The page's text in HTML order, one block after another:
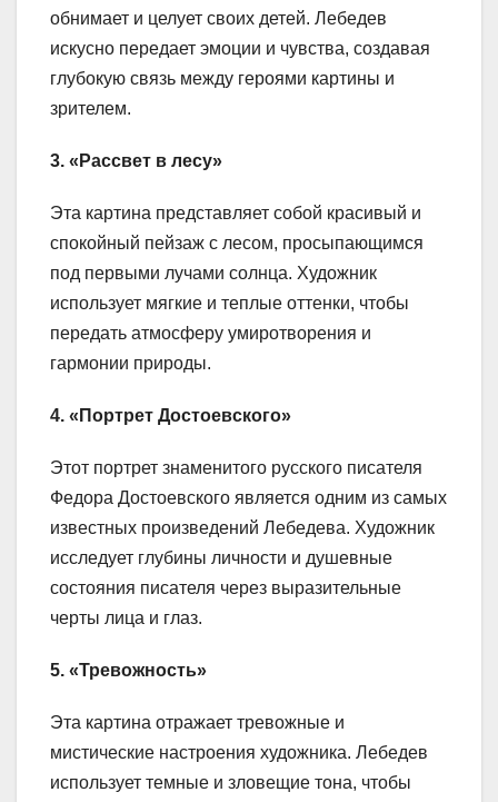
обнимает и целует своих детей. Лебедев
искусно передает эмоции и чувства, создавая
глубокую связь между героями картины и
зрителем.
3. «Рассвет в лесу»
Эта картина представляет собой красивый и
спокойный пейзаж с лесом, просыпающимся
под первыми лучами солнца. Художник
использует мягкие и теплые оттенки, чтобы
передать атмосферу умиротворения и
гармонии природы.
4. «Портрет Достоевского»
Этот портрет знаменитого русского писателя
Федора Достоевского является одним из самых
известных произведений Лебедева. Художник
исследует глубины личности и душевные
состояния писателя через выразительные
черты лица и глаз.
5. «Тревожность»
Эта картина отражает тревожные и
мистические настроения художника. Лебедев
использует темные и зловещие тона, чтобы